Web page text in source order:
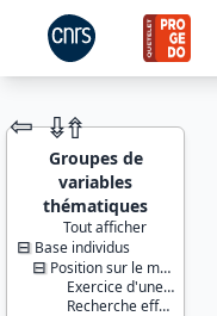
JEU DE
DONNÉES
⇦ ⇮⇮
Groupes de
variables
thématiques
Tout afficher
Base individus
Position sur le marché du travail
Exercice d'une activité professionnelle effective
Recherche effective d'un travail